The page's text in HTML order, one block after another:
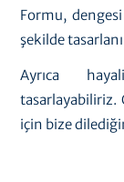
Formu,
şekilde
Ayrıca
tasarlayabiliriz.
için bize